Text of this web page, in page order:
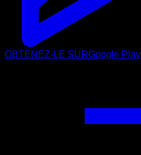
OBTENEZ-LE SURGoogle Play